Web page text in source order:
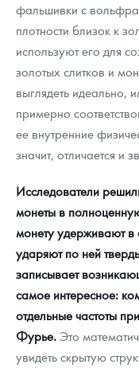
фальшивки с
плотности близок к
используют его для
золотых слитков и
выглядеть идеально,
примерно
ее внутренние
значит, отличается и
Исследователи
монеты в
монету удерживают в
ударяют по ней
записывает
самое интересное:
отдельные частоты
Фурье.Это
увидеть скрытую